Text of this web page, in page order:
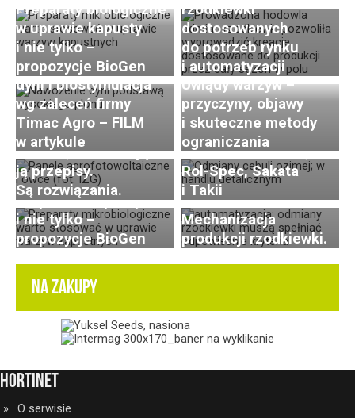
Preparaty biologiczne
w uprawie kapusty
i nie tylko –
propozycje BioGen
rzodkiewki
dostosowanych
do potrzeb rynku
i automatyzacji
Efektywne nawożenie
dyni i biostymulacja
wg zaleceń firmy
Timac Agro – FILM
w artykule
Uwiądy warzyw –
przyczyny, objawy
i skuteczne metody
ograniczania
Agrowoltaika może
pozwolić rolnikom
zarobić, ale blokują
ją przepisy.
Są rozwiązania.
Odmiany cebuli ozimej
polecane do uprawy
na sezon 2026-2027
Cz 2: oferta PNOS,
Rol-Spec, Sakata
i Takii
Preparaty biologiczne
w uprawie kapusty
i nie tylko –
propozycje BioGen
Postępy i trendy
w hodowli i uprawie
rzodkiewki. Cz. 3:
Mechanizacja
produkcji rzodkiewki.
NA ZAKUPY
HortiNet
O serwisie